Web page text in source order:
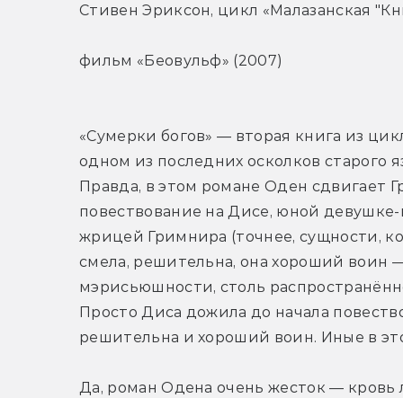
Стивен Эриксон, цикл «Малазанская
фильм «Беовульф» (2007)
«Сумерки богов» — вторая книга из
одном из последних осколков старого
Правда, в этом романе Оден сдвигает
повествование на Дисе, юной
жрицей Гримнира (точнее, сущности,
смела, решительна, она хороший воин
мэрисьюшности, столь
Просто Диса дожила до начала
решительна и хороший воин. Иные в
Да, роман Одена очень жесток — кровь